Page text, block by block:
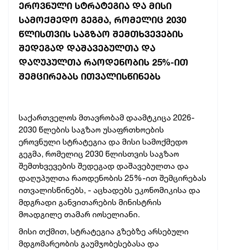
ᲔᲠᲝᲕᲜᲣᲚᲘ ᲡᲢᲠᲐᲢᲔᲒᲘᲐ ᲓᲐ ᲛᲘᲡᲘ
ᲡᲐᲛᲝᲥᲛᲔᲓᲝ ᲒᲔᲒᲛᲐ, ᲠᲝᲛᲔᲚᲘᲪ 2030
ᲬᲚᲘᲡᲗᲕᲘᲡ ᲡᲐᲒᲖᲐᲝ ᲨᲔᲛᲗᲮᲕᲔᲕᲔᲑᲘᲡ
ᲨᲔᲓᲔᲒᲐᲓ ᲓᲐᲨᲐᲕᲔᲑᲣᲚᲗᲐ ᲓᲐ
ᲓᲐᲦᲣᲞᲣᲚᲗᲐ ᲠᲐᲝᲓᲔᲜᲝᲑᲘᲡ 25%-ᲘᲗ
ᲨᲔᲛᲪᲘᲠᲔᲑᲐᲡ ᲘᲗᲕᲐᲚᲘᲡᲬᲘᲜᲔᲑᲡ
საქართველოს მთავრობამ დაამტკიცა 2026-
2030 წლების საგზაო უსაფრთხოების
ეროვნული სტრატეგია და მისი სამოქმედო
გეგმა, რომელიც 2030 წლისთვის საგზაო
შემთხვევების შედეგად დაშავებულთა და
დაღუპულთა რაოდენობის 25%-ით შემცირებას
ითვალისწინებს, - აცხადებს ეკონომიკისა და
მდგრადი განვითარების მინისტრის
მოადგილე თამარ იოსელიანი.
მისი თქმით, სტრატეგია გზებზე არსებული
მდგომარეობის გაუმჯობესებასა და